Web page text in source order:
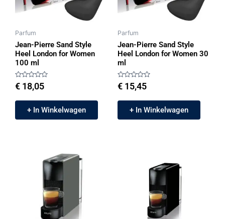
Parfum
Jean-Pierre Sand Style
Heel London for Women
100 ml
Gewaardeerd
0
5
€ 18,05
+ In Winkelwagen
Parfum
Jean-Pierre Sand Style
Heel London for Women 30
ml
Gewaardeerd
0
5
€ 15,45
+ In Winkelwagen